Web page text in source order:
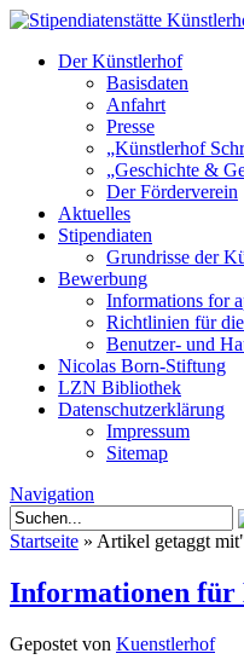
Der Künstlerhof
Basisdaten
Anfahrt
Presse
„Künstlerhof
„Geschichte &
Der Förderverein
Aktuelles
Stipendiaten
Grundrisse der
Bewerbung
Informations for
Richtlinien für
Benutzer- und
Nicolas Born-Stiftung
LZN Bibliothek
Datenschutzerklärung
Impressum
Sitemap
Navigation
Startseite » Artikel getaggt mit
Informationen für
Gepostet von Kuenstlerhof